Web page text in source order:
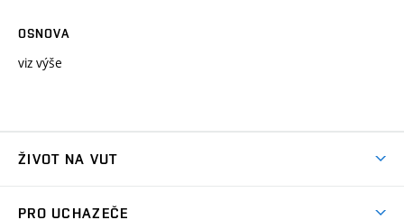
OSNOVA
viz výše
ŽIVOT NA VUT
PRO UCHAZEČE